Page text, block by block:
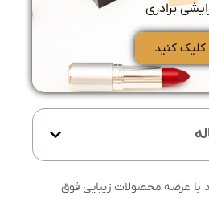
برادری
کلیک کنید
با عرضه محصولات زیبایی فوق